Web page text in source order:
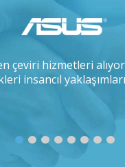
çeviri hizmetleri
insancıl